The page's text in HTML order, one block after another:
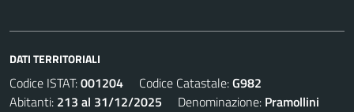
DATI TERRITORIALI
Codice ISTAT:001204 Codice Catastale:G982
Abitanti: 213 al 31/12/2025 Denominazione: Pramollini